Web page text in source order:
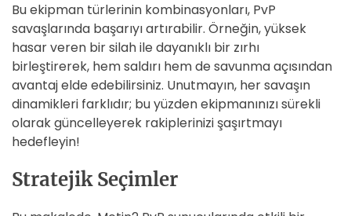
Bu ekipman türlerinin kombinasyonları, PvP
savaşlarında başarıyı artırabilir. Örneğin, yüksek
hasar veren bir silah ile dayanıklı bir zırhı
birleştirerek, hem saldırı hem de savunma açısından
avantaj elde edebilirsiniz. Unutmayın, her savaşın
dinamikleri farklıdır; bu yüzden ekipmanınızı sürekli
olarak güncelleyerek rakiplerinizi şaşırtmayı
hedefleyin!
Stratejik Seçimler